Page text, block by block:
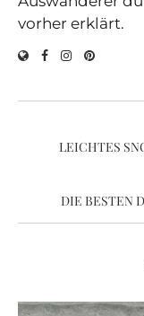
vorher erklärt.
LEICHTES
DIE BESTEN